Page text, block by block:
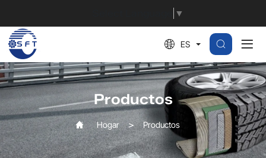
▼
ES
(D)
Productos
Hogar Productos